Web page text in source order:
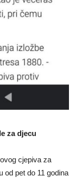
za djecu
cjepiva za
od pet do 11 godina